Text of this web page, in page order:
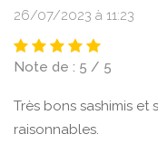
26/07/2023 à 11:23
Note de : 5 / 5
Très bons sashimis et
raisonnables.